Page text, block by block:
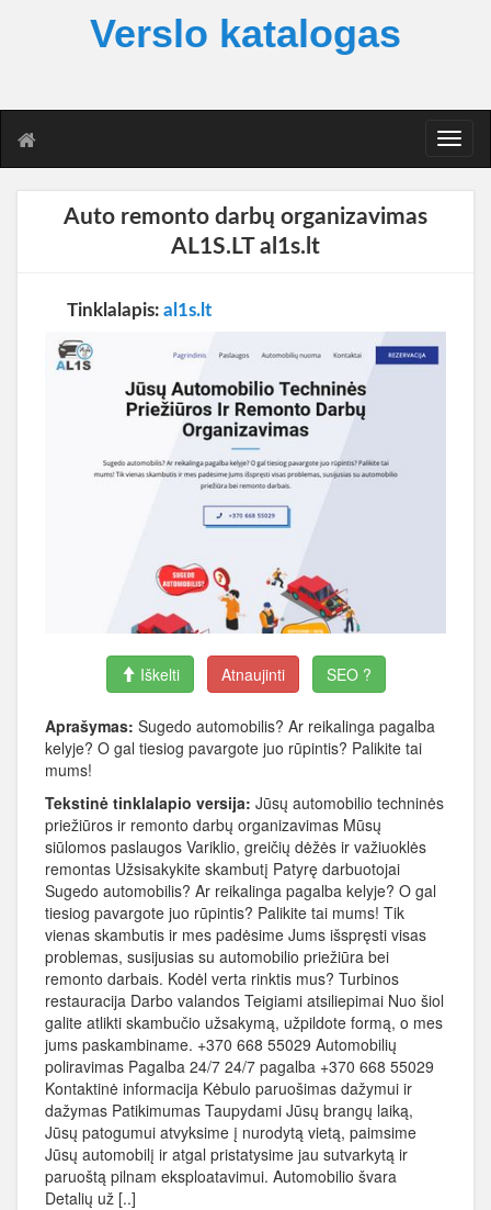
Verslo katalogas
T
o
Auto remonto darbų organizavimas
AL1S.LT al1s.lt
Tinklalapis: al1s.lt
Iškelti Atnaujinti SEO ?
Aprašymas: Sugedo automobilis? Ar reikalinga pagalba
kelyje? O gal tiesiog pavargote juo rūpintis? Palikite tai
mums!
Tekstinė tinklalapio versija: Jūsų automobilio techninės
priežiūros ir remonto darbų organizavimas Mūsų
siūlomos paslaugos Variklio, greičių dėžės ir važiuoklės
remontas Užsisakykite skambutį Patyrę darbuotojai
Sugedo automobilis? Ar reikalinga pagalba kelyje? O gal
tiesiog pavargote juo rūpintis? Palikite tai mums! Tik
vienas skambutis ir mes padėsime Jums išspręsti visas
problemas, susijusias su automobilio priežiūra bei
remonto darbais. Kodėl verta rinktis mus? Turbinos
restauracija Darbo valandos Teigiami atsiliepimai Nuo šiol
galite atlikti skambučio užsakymą, užpildote formą, o mes
jums paskambiname. +370 668 55029 Automobilių
poliravimas Pagalba 24/7 24/7 pagalba +370 668 55029
Kontaktinė informacija Kėbulo paruošimas dažymui ir
dažymas Patikimumas Taupydami Jūsų brangų laiką,
Jūsų patogumui atvyksime į nurodytą vietą, paimsime
Jūsų automobilį ir atgal pristatysime jau sutvarkytą ir
paruoštą pilnam eksploatavimui. Automobilio švara
Detalių už [..]